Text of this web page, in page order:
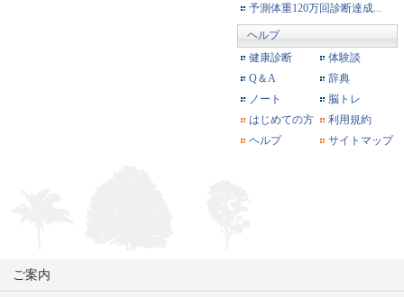
予測体重120万回診断達成...
ヘルプ
健康診断
体験談
Q＆A
辞典
ノート
脳トレ
はじめての方
利用規約
ヘルプ
サイトマップ
ご案内